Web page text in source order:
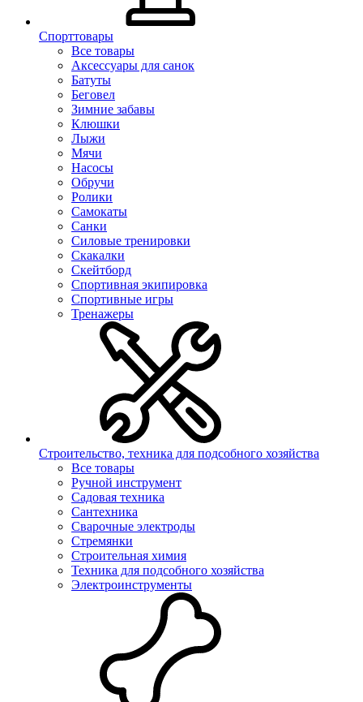
Спорттовары
Все товары
Аксессуары для санок
Батуты
Беговел
Зимние забавы
Клюшки
Лыжи
Мячи
Насосы
Обручи
Ролики
Самокаты
Санки
Силовые тренировки
Скакалки
Скейтборд
Спортивная экипировка
Спортивные игры
Тренажеры
Строительство, техника для подсобного хозяйства
Все товары
Ручной инструмент
Садовая техника
Сантехника
Сварочные электроды
Стремянки
Строительная химия
Техника для подсобного хозяйства
Электроинструменты